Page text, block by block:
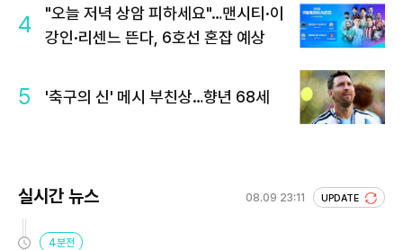
4
"오늘 저녁 상암 피하세요"…맨시티·이
강인·리센느 뜬다, 6호선 혼잡 예상
5 '축구의 신' 메시 부친상…향년 68세
실시간 뉴스 08.09 23:11 UPDATE
4분전